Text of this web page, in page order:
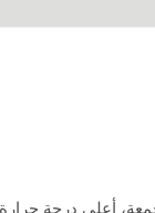
درجة حرارة في